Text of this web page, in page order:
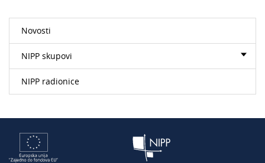
Novosti
NIPP skupovi
NIPP radionice